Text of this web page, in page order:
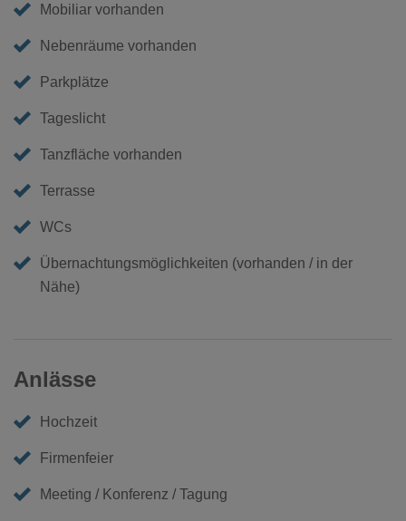
Mobiliar vorhanden
Nebenräume vorhanden
Parkplätze
Tageslicht
Tanzfläche vorhanden
Terrasse
WCs
Übernachtungsmöglichkeiten (vorhanden / in der
Nähe)
Anlässe
Hochzeit
Firmenfeier
Meeting / Konferenz / Tagung